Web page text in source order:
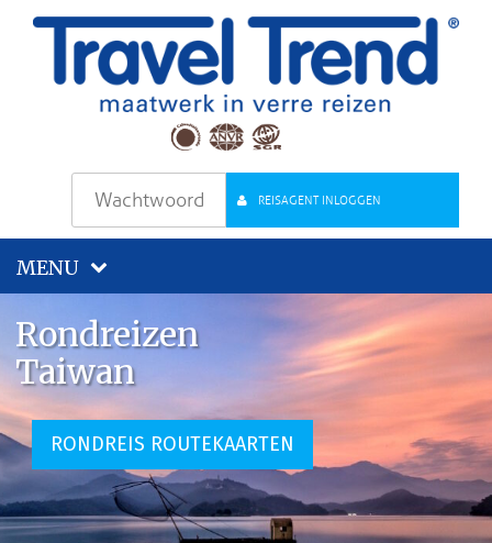
REISAGENT INLOGGEN
MENU
Rondreizen
Taiwan
RONDREIS ROUTEKAARTEN